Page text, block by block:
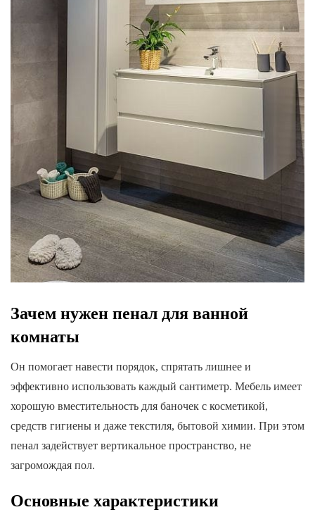
Зачем нужен пенал для ванной
комнаты
Он помогает навести порядок, спрятать лишнее и
эффективно использовать каждый сантиметр. Мебель имеет
хорошую вместительность для баночек с косметикой,
средств гигиены и даже текстиля, бытовой химии. При этом
пенал задействует вертикальное пространство, не
загромождая пол.
Основные характеристики